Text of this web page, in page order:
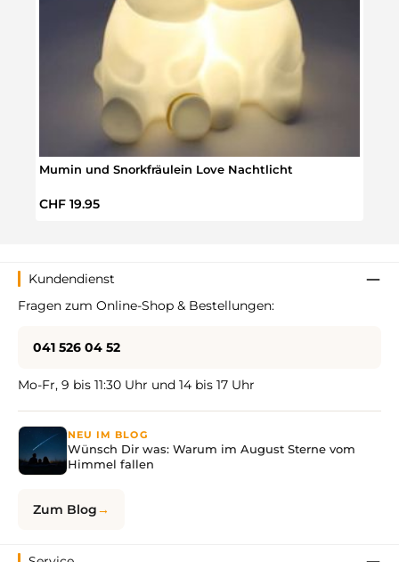
Mumin und Snorkfräulein Love Nachtlicht
Regulärer Preis:
CHF 19.95
Kundendienst
Fragen zum Online-Shop & Bestellungen:
041 526 04 52
Mo-Fr, 9 bis 11:30 Uhr und 14 bis 17 Uhr
NEU IM BLOG
Wünsch Dir was: Warum im August Sterne vom
Himmel fallen
Zum Blog